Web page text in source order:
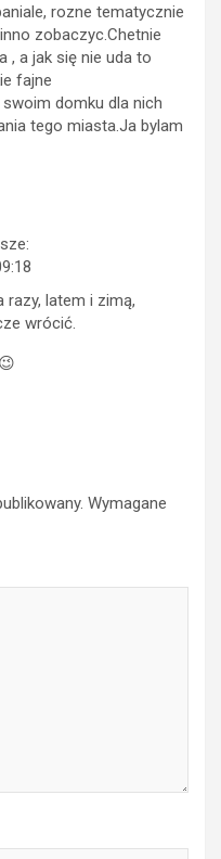
rozne tematycznie
zobaczyc.Chetnie
, a jak się nie uda to
fajne
domku dla nich
tego miasta.Ja bylam
razy, latem i zimą,
wrócić.
Wymagane